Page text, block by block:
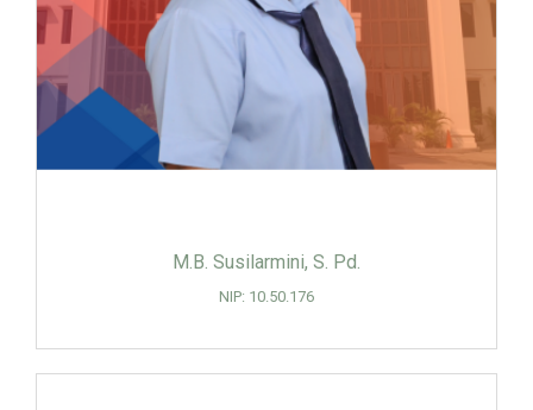
M.B. Susilarmini, S. Pd.
NIP: 10.50.176